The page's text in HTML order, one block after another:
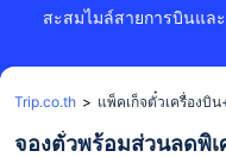
สะสมไมล์สายการบินแล
Trip.co.th > แพ็คเก็จตั๋วเครื่องบิน
จองตั๋วพร้อมส่วนลดพิเ